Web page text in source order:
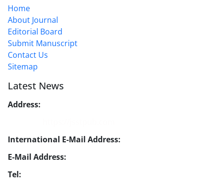
Home
About Journal
Editorial Board
Submit Manuscript
Contact Us
Sitemap
Latest News
Address:
International E-Mail Address:
E-Mail Address:
Tel: